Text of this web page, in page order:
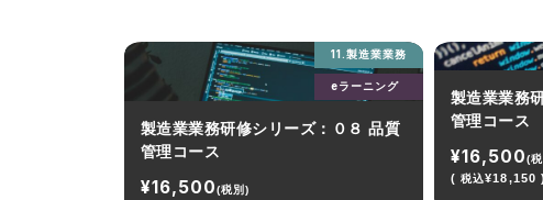
11.製造業業務
eラーニング
製造業業務研修シリーズ：０８ 品質
管理コース
¥16,500(税別)
製造業業務
管理コース
¥16,500(
(税込¥18,150 )